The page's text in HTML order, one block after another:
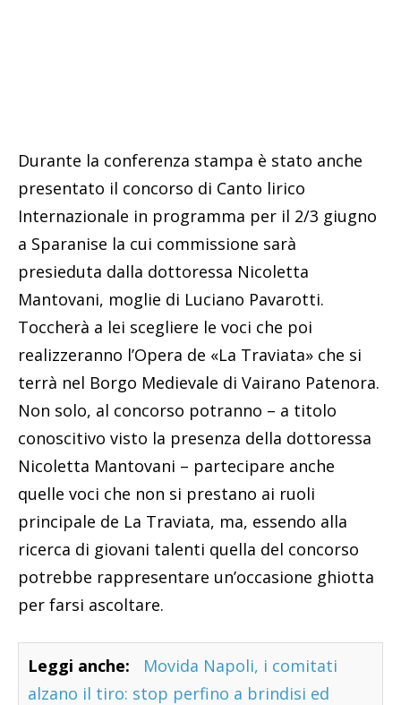
Durante la conferenza stampa è stato anche
presentato il concorso di Canto lirico
Internazionale in programma per il 2/3 giugno
a Sparanise la cui commissione sarà
presieduta dalla dottoressa Nicoletta
Mantovani, moglie di Luciano Pavarotti.
Toccherà a lei scegliere le voci che poi
realizzeranno l’Opera de «La Traviata» che si
terrà nel Borgo Medievale di Vairano Patenora.
Non solo, al concorso potranno – a titolo
conoscitivo visto la presenza della dottoressa
Nicoletta Mantovani – partecipare anche
quelle voci che non si prestano ai ruoli
principale de La Traviata, ma, essendo alla
ricerca di giovani talenti quella del concorso
potrebbe rappresentare un’occasione ghiotta
per farsi ascoltare.
Leggi anche:
Movida Napoli, i comitati
alzano il tiro: stop perfino a brindisi ed